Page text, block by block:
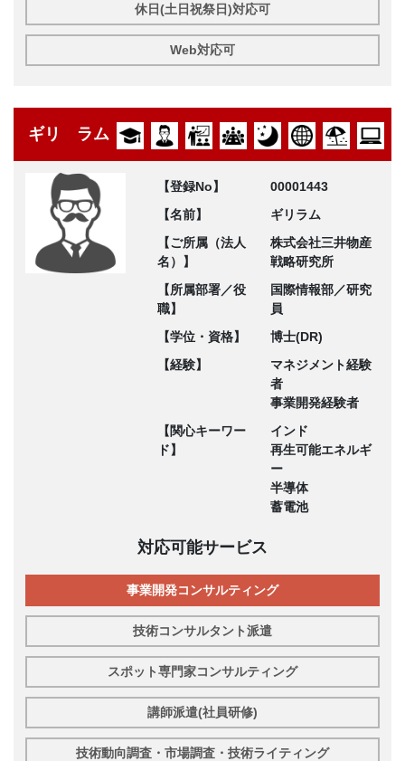
休日(土日祝祭日)対応可
Web対応可
ギリ ラム
【登録No】
00001443
【名前】
ギリラム
【ご所属（法人
名）】
株式会社三井物産
戦略研究所
【所属部署／役
職】
国際情報部／研究
員
【学位・資格】
博士(DR)
【経験】
マネジメント経験
者
事業開発経験者
【関心キーワー
ド】
インド
再生可能エネルギ
ー
半導体
蓄電池
対応可能サービス
事業開発コンサルティング
技術コンサルタント派遣
スポット専門家コンサルティング
講師派遣(社員研修)
技術動向調査・市場調査・技術ライティング